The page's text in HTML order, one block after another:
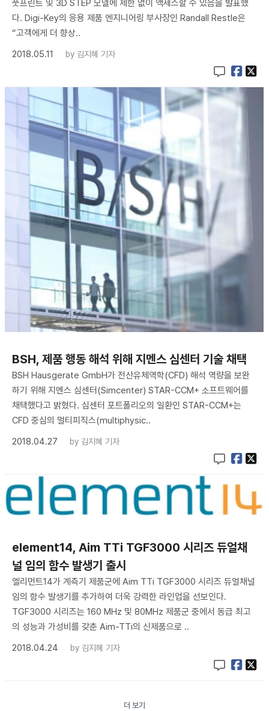
풋프린트 및 3D STEP 모델에 제한 없이 액세스할 수 있음을 발표했
다. Digi-Key의 응용 제품 엔지니어링 부사장인 Randall Restle은
“고객에게 더 향상..
2018.05.11
by 김지혜 기자
BSH, 제품 행동 해석 위해 지멘스 심센터 기술 채택
BSH Hausgerate GmbH가 전산유체역학(CFD) 해석 역량을 보완
하기 위해 지멘스 심센터(Simcenter) STAR-CCM+ 소프트웨어를
채택했다고 밝혔다. 심센터 포트폴리오의 일환인 STAR-CCM+는
CFD 중심의 멀티피직스(multiphysic..
2018.04.27
by 김지혜 기자
element14, Aim TTi TGF3000 시리즈 듀얼채
널 임의 함수 발생기 출시
엘리먼트14가 계측기 제품군에 Aim TTi TGF3000 시리즈 듀얼채널
임의 함수 발생기를 추가하여 더욱 강력한 라인업을 선보인다.
TGF3000 시리즈는 160 MHz 및 80MHz 제품군 중에서 동급 최고
의 성능과 가성비를 갖춘 Aim-TTi의 신제품으로 ..
2018.04.24
by 김지혜 기자
더 보기